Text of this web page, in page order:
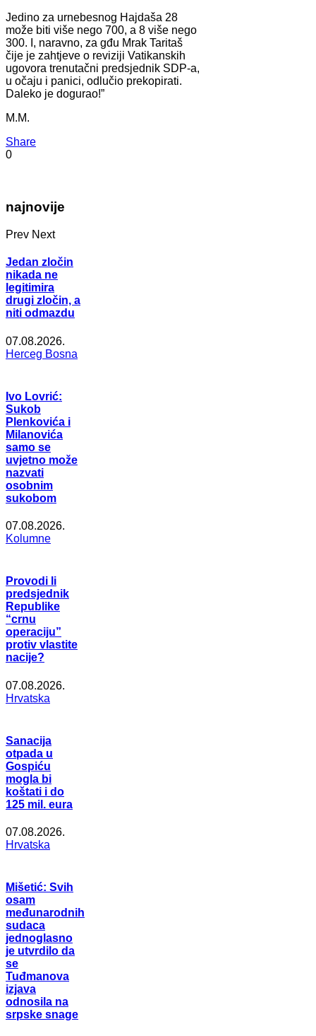
Jedino za urnebesnog Hajdaša 28
može biti više nego 700, a 8 više nego
300. I, naravno, za gđu Mrak Taritaš
čije je zahtjeve o reviziji Vatikanskih
ugovora trenutačni predsjednik SDP-a,
u očaju i panici, odlučio prekopirati.
Daleko je dogurao!”
M.M.
Share
0
najnovije
Prev Next
Jedan zločin
nikada ne
legitimira
drugi zločin, a
niti odmazdu
07.08.2026.
Herceg Bosna
Ivo Lovrić:
Sukob
Plenkovića i
Milanovića
samo se
uvjetno može
nazvati
osobnim
sukobom
07.08.2026.
Kolumne
Provodi li
predsjednik
Republike
“crnu
operaciju”
protiv vlastite
nacije?
07.08.2026.
Hrvatska
Sanacija
otpada u
Gospiću
mogla bi
koštati i do
125 mil. eura
07.08.2026.
Hrvatska
Mišetić: Svih
osam
međunarodnih
sudaca
jednoglasno
je utvrdilo da
se
Tuđmanova
izjava
odnosila na
srpske snage